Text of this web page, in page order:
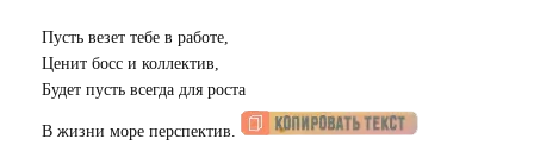
Пусть везет тебе в работе,
Ценит босс и коллектив,
Будет пусть всегда для роста
В жизни море перспектив.